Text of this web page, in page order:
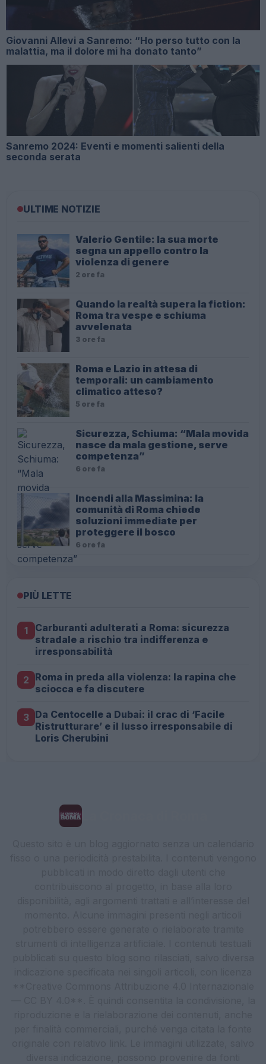
Giovanni Allevi a Sanremo: “Ho perso tutto con la
malattia, ma il dolore mi ha donato tanto”
Sanremo 2024: Eventi e momenti salienti della
seconda serata
ULTIME NOTIZIE
Valerio Gentile: la sua morte
segna un appello contro la
violenza di genere
2 ore fa
Quando la realtà supera la fiction:
Roma tra vespe e schiuma
avvelenata
3 ore fa
Roma e Lazio in attesa di
temporali: un cambiamento
climatico atteso?
5 ore fa
Sicurezza, Schiuma: “Mala movida
nasce da mala gestione, serve
competenza”
6 ore fa
Incendi alla Massimina: la
comunità di Roma chiede
soluzioni immediate per
proteggere il bosco
6 ore fa
PIÙ LETTE
1
Carburanti adulterati a Roma: sicurezza
stradale a rischio tra indifferenza e
irresponsabilità
2 Roma in preda alla violenza: la rapina che
sciocca e fa discutere
3 Da Centocelle a Dubai: il crac di ‘Facile
Ristrutturare’ e il lusso irresponsabile di
Loris Cherubini